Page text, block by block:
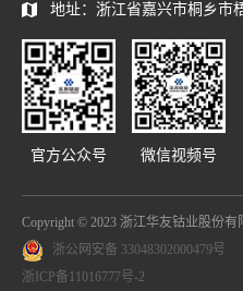
地址：浙江省嘉兴市桐乡市
官方公众号 微信视频号
Copyright © 2023 浙江华友钴业股份有
浙公网安备 33048302000479号
浙ICP备11016777号-2